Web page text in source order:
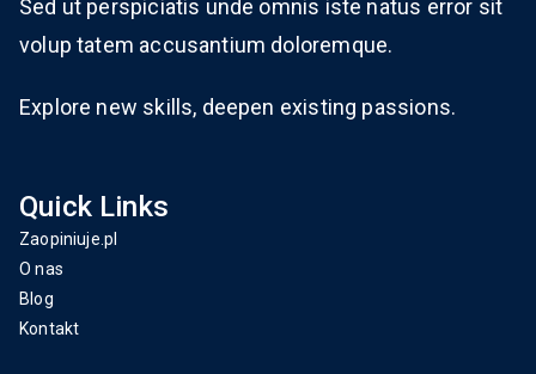
Sed ut perspiciatis unde omnis iste natus error sit
volup tatem accusantium doloremque.
Explore new skills, deepen existing passions.
Quick Links
Zaopiniuje.pl
O nas
Blog
Kontakt